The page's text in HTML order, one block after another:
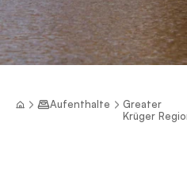
Aufenthalte
Greater
Krüger